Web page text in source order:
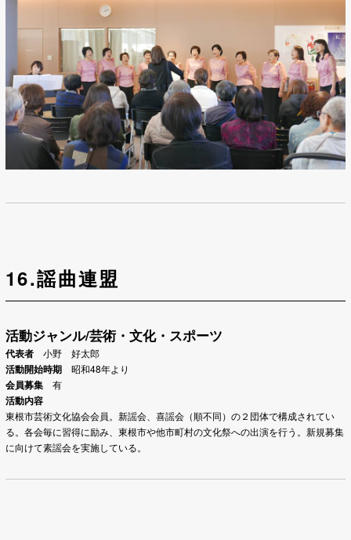
16.謡曲連盟
活動ジャンル/芸術・文化・スポーツ
代表者 小野 好太郎
活動開始時期 昭和48年より
会員募集 有
活動内容
東根市芸術文化協会会員。 新謡会、喜謡会（順不同）の２団体で構成されてい
る。 各会毎に習得に励み、東根市や他市町村の文化祭への出演を行う。新規募集
に向けて素謡会を実施している。